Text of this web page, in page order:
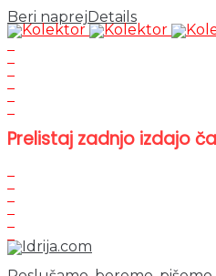
Beri naprej Details
Prelistaj zadnjo izdajo